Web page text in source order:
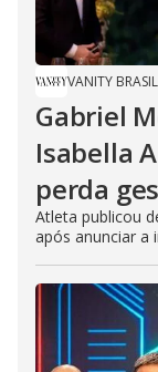
VANITY BRASIL
Gabriel
Isabella
perda
Atleta publicou
após anunciar a